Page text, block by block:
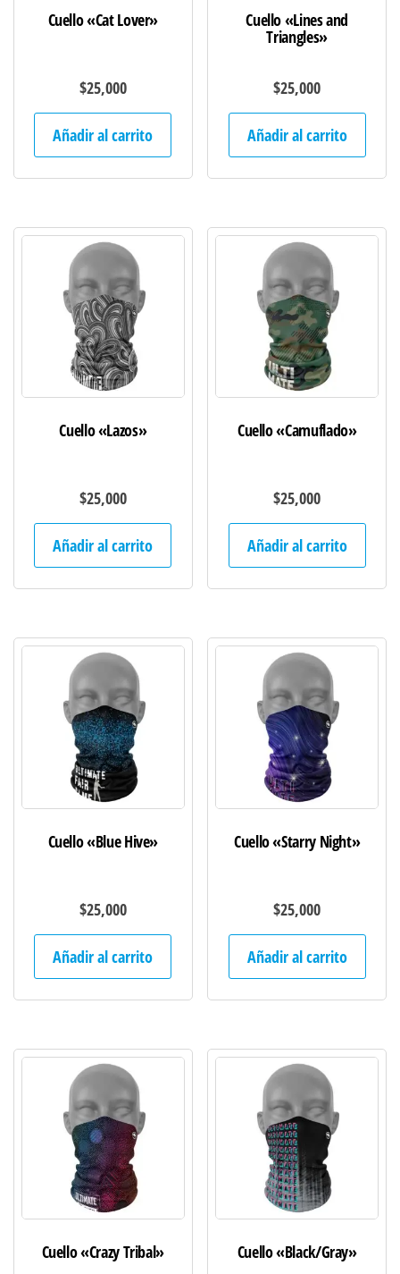
Cuello «Cat Lover»
$25,000
Añadir al carrito
Cuello «Lines and
Triangles»
$25,000
Añadir al carrito
Cuello «Lazos»
$25,000
Añadir al carrito
Cuello «Camuflado»
$25,000
Añadir al carrito
Cuello «Blue Hive»
$25,000
Añadir al carrito
Cuello «Starry Night»
$25,000
Añadir al carrito
Cuello «Crazy Tribal» Cuello «Black/Gray»